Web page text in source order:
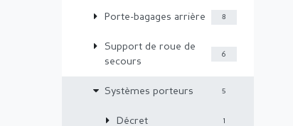
Porte-bagages arrière 8
Support de roue de
secours
6
Systèmes porteurs 5
Décret 1